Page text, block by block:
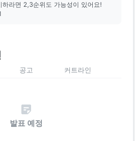
하라면 2,3순위도 가능성이 있어요!
공고 커트라인
발표 예정